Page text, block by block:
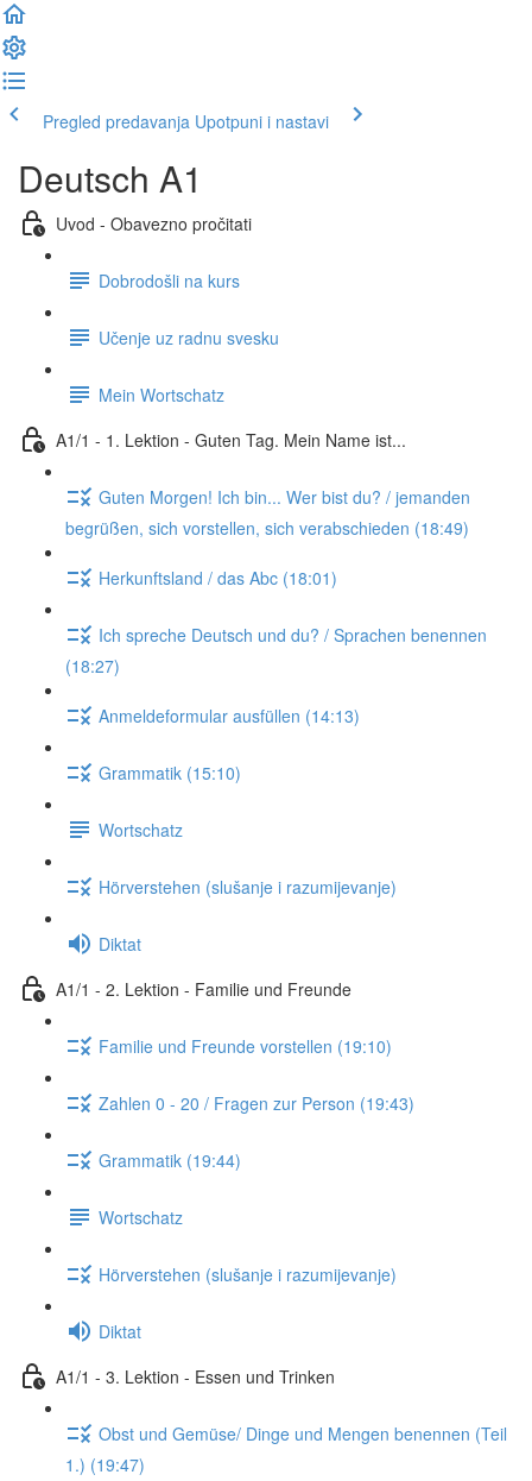
Pregled predavanja Upotpuni i nastavi
Deutsch A1
Uvod - Obavezno pročitati
Dobrodošli na kurs
Učenje uz radnu svesku
Mein Wortschatz
A1/1 - 1. Lektion - Guten Tag. Mein Name ist...
Guten Morgen! Ich bin... Wer bist du? / jemanden
begrüßen, sich vorstellen, sich verabschieden (18:49)
Herkunftsland / das Abc (18:01)
Ich spreche Deutsch und du? / Sprachen benennen
(18:27)
Anmeldeformular ausfüllen (14:13)
Grammatik (15:10)
Wortschatz
Hörverstehen (slušanje i razumijevanje)
Diktat
A1/1 - 2. Lektion - Familie und Freunde
Familie und Freunde vorstellen (19:10)
Zahlen 0 - 20 / Fragen zur Person (19:43)
Grammatik (19:44)
Wortschatz
Hörverstehen (slušanje i razumijevanje)
Diktat
A1/1 - 3. Lektion - Essen und Trinken
Obst und Gemüse/ Dinge und Mengen benennen (Teil
1.) (19:47)